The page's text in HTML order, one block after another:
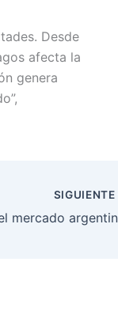
Desde
afecta la
genera
SIGUIENTE